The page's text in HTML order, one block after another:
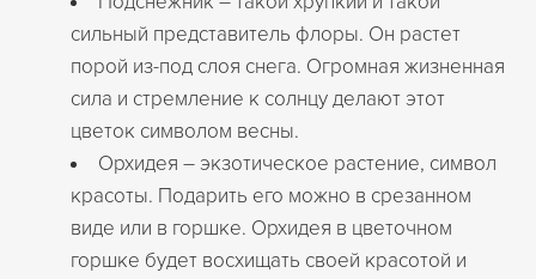
сильный представитель флоры. Он растет
порой из-под слоя снега. Огромная жизненная
сила и стремление к солнцу делают этот
цветок символом весны.
Орхидея – экзотическое растение, символ
красоты. Подарить его можно в срезанном
виде или в горшке. Орхидея в цветочном
горшке будет восхищать своей красотой и